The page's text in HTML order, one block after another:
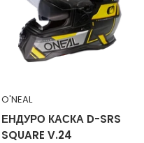
O'NEAL
ЕНДУРО КАСКА D-SRS
SQUARE V.24